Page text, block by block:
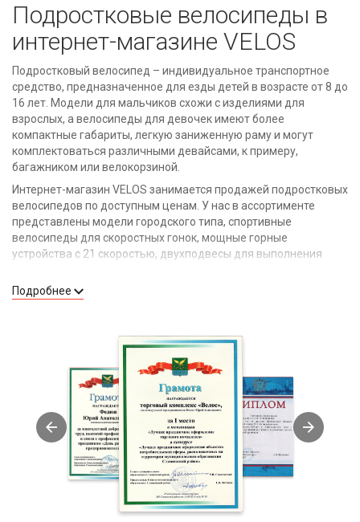
Подростковые велосипеды в
интернет-магазине VELOS
Подростковый велосипед – индивидуальное транспортное
средство, предназначенное для езды детей в возрасте от 8 до
16 лет. Модели для мальчиков схожи с изделиями для
взрослых, а велосипеды для девочек имеют более
компактные габариты, легкую заниженную раму и могут
комплектоваться различными девайсами, к примеру,
багажником или велокорзиной.
Интернет-магазин VELOS занимается продажей подростковых
велосипедов по доступным ценам. У нас в ассортименте
представлены модели городского типа, спортивные
велосипеды для скоростных гонок, мощные горные
устройства с 21 скоростью, двухподвесы для выполнения
маневренность;
быстрый разгон;
прочная рама;
красивый дизайн;
высокая проходимость;
удобное переключение скоростей.
Как выбрать велосипед для подростка
Подробнее